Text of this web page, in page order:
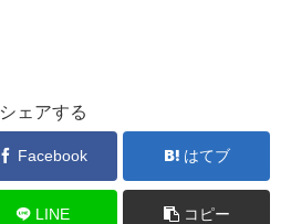
シェアする
Facebook はてブ
LINE コピー